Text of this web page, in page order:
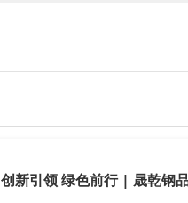
创新引领 绿色前行 | 晟乾钢